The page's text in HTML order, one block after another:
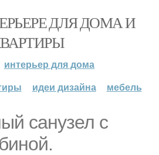
ДЛЯ ДОМА И
интерьер для дома
идеи дизайна мебель
санузел с